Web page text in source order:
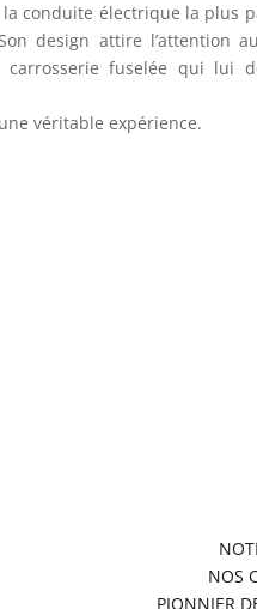
conduite électrique la plus
design attire l’attention
carrosserie fuselée qui lui
véritable expérience.
NOS
PIONNIER